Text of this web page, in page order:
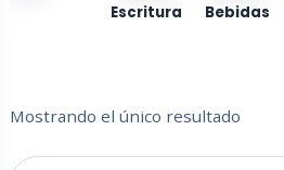
Escritura
Bebidas
Mostrando el único resultado